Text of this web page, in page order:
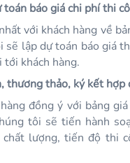
toán báo giá chi phí thi
với khách hàng về
sẽ lập dự toán báo giá
khách hàng.
thương thảo, ký kết hợp
đồng ý với bảng
tôi sẽ tiến hành
lượng, tiến độ thi